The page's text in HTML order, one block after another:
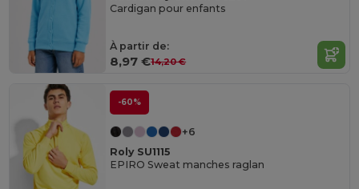
Cardigan pour enfants
À partir de:
8,97 €14,20 €
-60%
+6
Roly SU1115
EPIRO Sweat manches raglan